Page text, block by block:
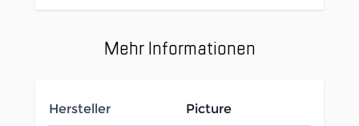
Mehr Informationen
Hersteller Picture